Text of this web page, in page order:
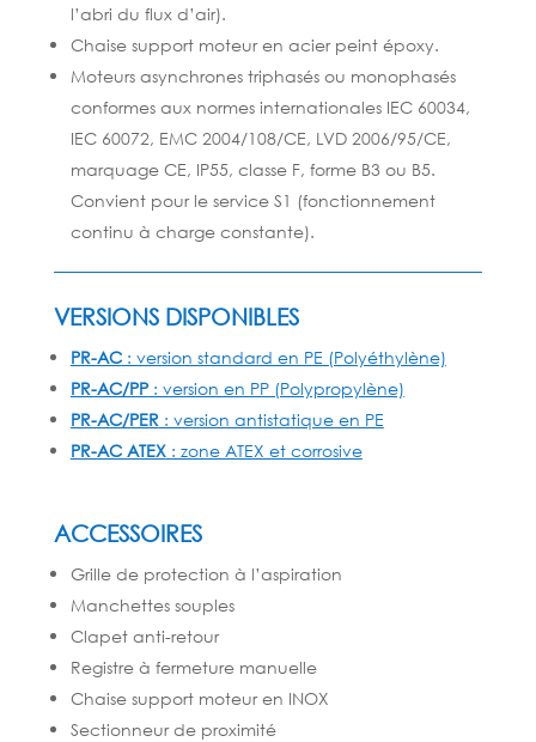
l’abri du flux d’air).
Chaise support moteur en acier peint époxy.
Moteurs asynchrones triphasés ou monophasés
conformes aux normes internationales IEC 60034,
IEC 60072, EMC 2004/108/CE, LVD 2006/95/CE,
marquage CE, IP55, classe F, forme B3 ou B5.
Convient pour le service S1 (fonctionnement
continu à charge constante).
VERSIONS DISPONIBLES
PR-AC: version standard en PE (Polyéthylène)
PR-AC/PP: version en PP (Polypropylène)
PR-AC/PER: version antistatique en PE
PR-AC ATEX: zone ATEX et corrosive
ACCESSOIRES
Grille de protection à l’aspiration
Manchettes souples
Clapet anti-retour
Registre à fermeture manuelle
Chaise support moteur en INOX
Sectionneur de proximité